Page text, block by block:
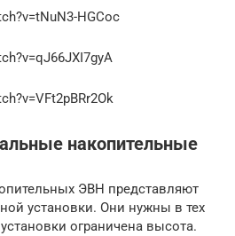
HGCoc
накопительные
ЭВН представляют
установки. Они нужны в тех
ограничена высота.